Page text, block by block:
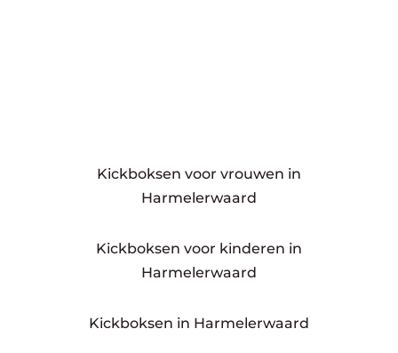
Kickboksen voor vrouwen in
Harmelerwaard
Kickboksen voor kinderen in
Harmelerwaard
Kickboksen in Harmelerwaard